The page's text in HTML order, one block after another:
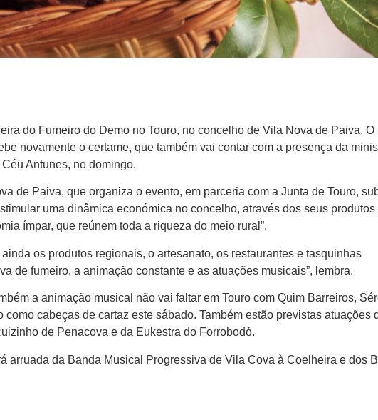
do Fumeiro do Demo no Touro, no concelho de Vila Nova de Paiva. O
novamente o certame, que também vai contar com a presença da
Antunes, no domingo.
de Paiva, que organiza o evento, em parceria com a Junta de Touro,
uma dinâmica económica no concelho, através dos seus produtos
ímpar, que reúnem toda a riqueza do meio rural”.
os produtos regionais, o artesanato, os restaurantes e tasquinhas
de fumeiro, a animação constante e as atuações musicais”, lembra.
a animação musical não vai faltar em Touro com Quim Barreiros,
como cabeças de cartaz este sábado. Também estão previstas atuações
de Penacova e da Eukestra do Forrobodó.
arruada da Banda Musical Progressiva de Vila Cova à Coelheira e dos